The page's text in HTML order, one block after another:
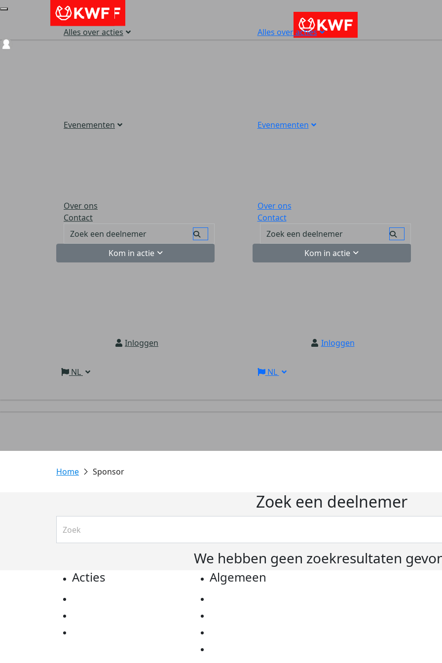
Alles over acties
Evenementen
Over ons
Contact
Kom in actie
Inloggen
NL
Alles over acties
Evenementen
Over ons
Contact
Kom in actie
Inloggen
NL
Sponsor
Zoek een deelnemer
We hebben geen zoekresultaten
Acties Algemeen